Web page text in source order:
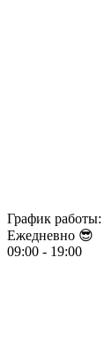
График работы:
Ежедневно 😎​​​​​​​
09:00 - 19:00